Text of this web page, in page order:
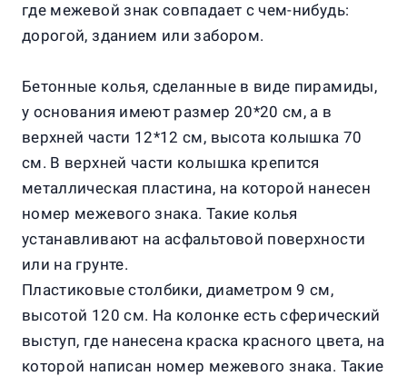
где межевой знак совпадает с чем-нибудь:
дорогой, зданием или забором.
Бетонные колья, сделанные в виде пирамиды,
у основания имеют размер 20*20 см, а в
верхней части 12*12 см, высота колышка 70
см. В верхней части колышка крепится
металлическая пластина, на которой нанесен
номер межевого знака. Такие колья
устанавливают на асфальтовой поверхности
или на грунте.
Пластиковые столбики, диаметром 9 см,
высотой 120 см. На колонке есть сферический
выступ, где нанесена краска красного цвета, на
которой написан номер межевого знака. Такие